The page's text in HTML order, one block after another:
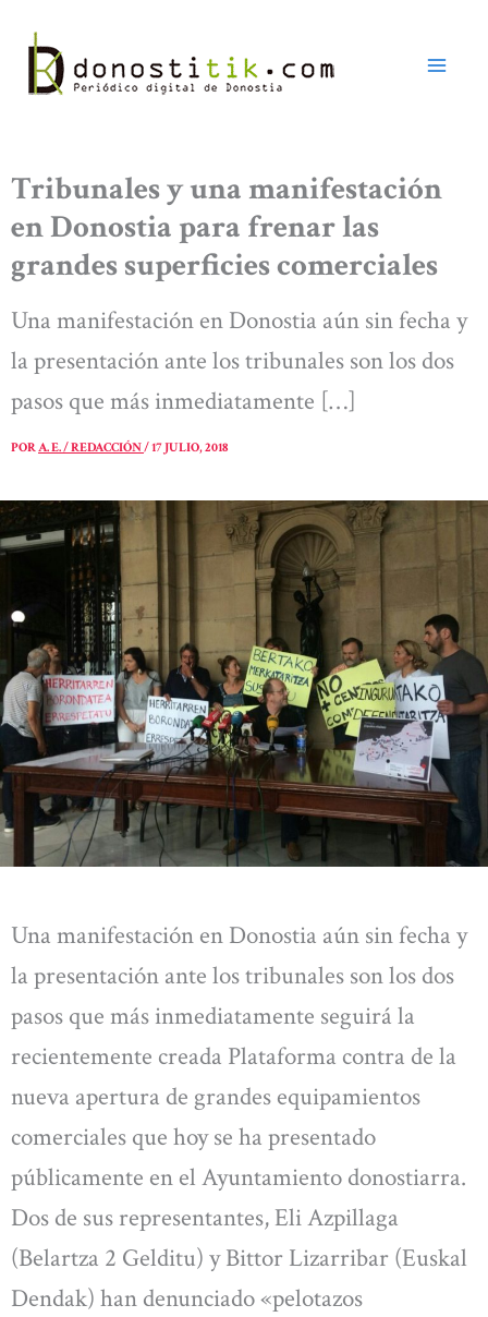
contenido
Tribunales y una manifestación
en Donostia para frenar las
grandes superficies comerciales
Una manifestación en Donostia aún sin fecha y
la presentación ante los tribunales son los dos
pasos que más inmediatamente […]
PORA. E. / REDACCIÓN/17 JULIO, 2018
Una manifestación en Donostia aún sin fecha y
la presentación ante los tribunales son los dos
pasos que más inmediatamente seguirá la
recientemente creada Plataforma contra de la
nueva apertura de grandes equipamientos
comerciales que hoy se ha presentado
públicamente en el Ayuntamiento donostiarra.
Dos de sus representantes, Eli Azpillaga
(Belartza 2 Gelditu) y Bittor Lizarribar (Euskal
Dendak) han denunciado «pelotazos